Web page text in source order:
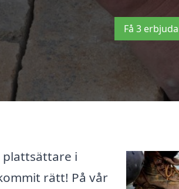
Få 3
plattsättare i
rätt! På vår